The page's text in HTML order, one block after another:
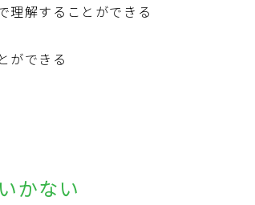
理解することができる
ができる
かない